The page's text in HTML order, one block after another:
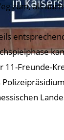
zum, als
11-Freunde-